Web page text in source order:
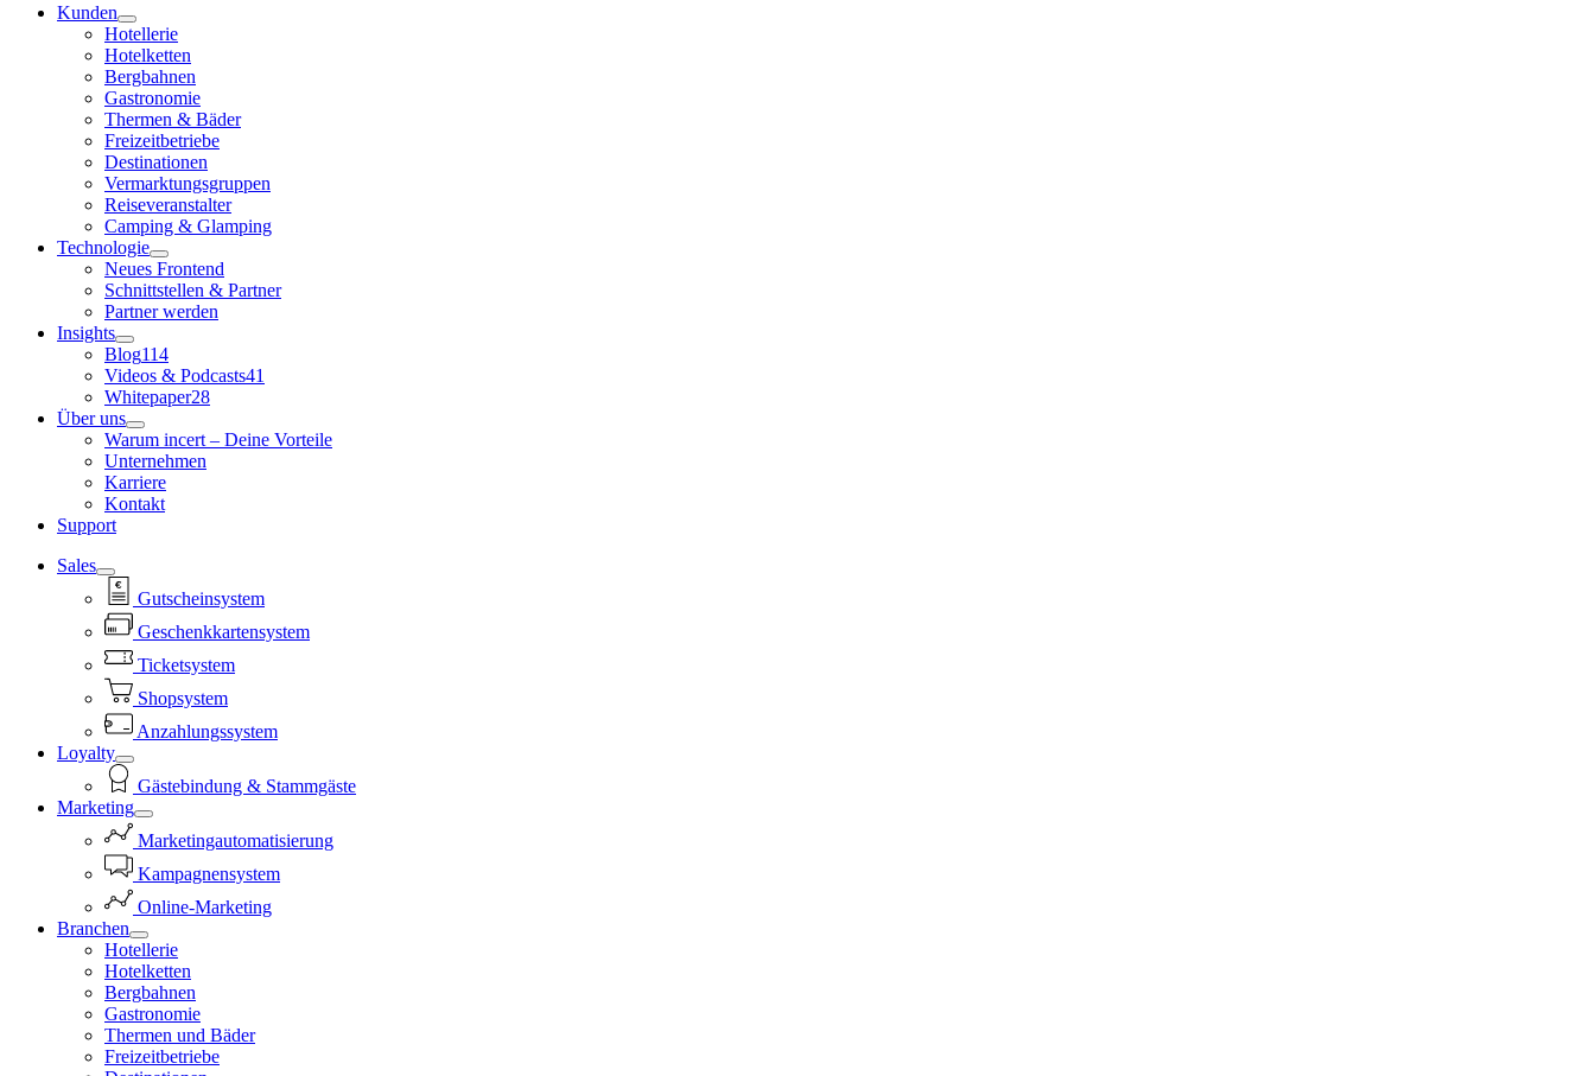
Kunden
Hotellerie
Hotelketten
Bergbahnen
Gastronomie
Thermen & Bäder
Freizeitbetriebe
Destinationen
Vermarktungsgruppen
Reiseveranstalter
Camping & Glamping
Technologie
Neues Frontend
Schnittstellen & Partner
Partner werden
Insights
Blog114
Videos & Podcasts41
Whitepaper28
Über uns
Warum incert – Deine Vorteile
Unternehmen
Karriere
Kontakt
Support
Sales
Gutscheinsystem
Geschenkkartensystem
Ticketsystem
Shopsystem
Anzahlungssystem
Loyalty
Gästebindung & Stammgäste
Marketing
Marketingautomatisierung
Kampagnensystem
Online-Marketing
Branchen
Hotellerie
Hotelketten
Bergbahnen
Gastronomie
Thermen und Bäder
Freizeitbetriebe